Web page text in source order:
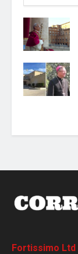
Fortissimo Ltd